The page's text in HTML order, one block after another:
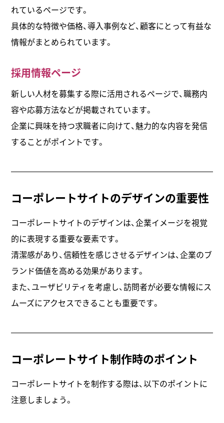
れているページです。
具体的な特徴や価格、導入事例など、顧客にとって有益な
情報がまとめられています。
採用情報ページ
新しい人材を募集する際に活用されるページで、職務内
容や応募方法などが掲載されています。
企業に興味を持つ求職者に向けて、魅力的な内容を発信
することがポイントです。
コーポレートサイトのデザインの重要性
コーポレートサイトのデザインは、企業イメージを視覚
的に表現する重要な要素です。
清潔感があり、信頼性を感じさせるデザインは、企業のブ
ランド価値を高める効果があります。
また、ユーザビリティを考慮し、訪問者が必要な情報にス
ムーズにアクセスできることも重要です。
コーポレートサイト制作時のポイント
コーポレートサイトを制作する際は、以下のポイントに
注意しましょう。